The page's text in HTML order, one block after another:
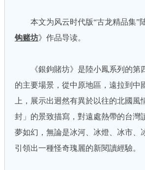
本文为风云时代版“古龙精品集”
钩赌坊》作品导读。
《銀鉤賭坊》是陸小鳳系列的第
的主要場景，從中原地區，遠拉到中
上，展示出迥然有異於以往的北國風
封」的景致描寫，對遠處熱帶的台灣
夢如幻，無論是冰河、冰燈、冰市
引領出一種怪奇瑰麗的新閱讀經驗。